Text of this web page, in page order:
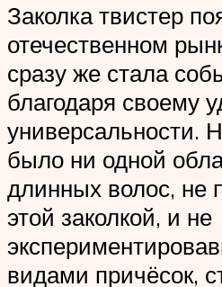
Заколка твистер
отечественном
сразу же стала
благодаря своему
универсальности.
было ни одной
длинных волос, не
этой заколкой, и не
видами причёсок,